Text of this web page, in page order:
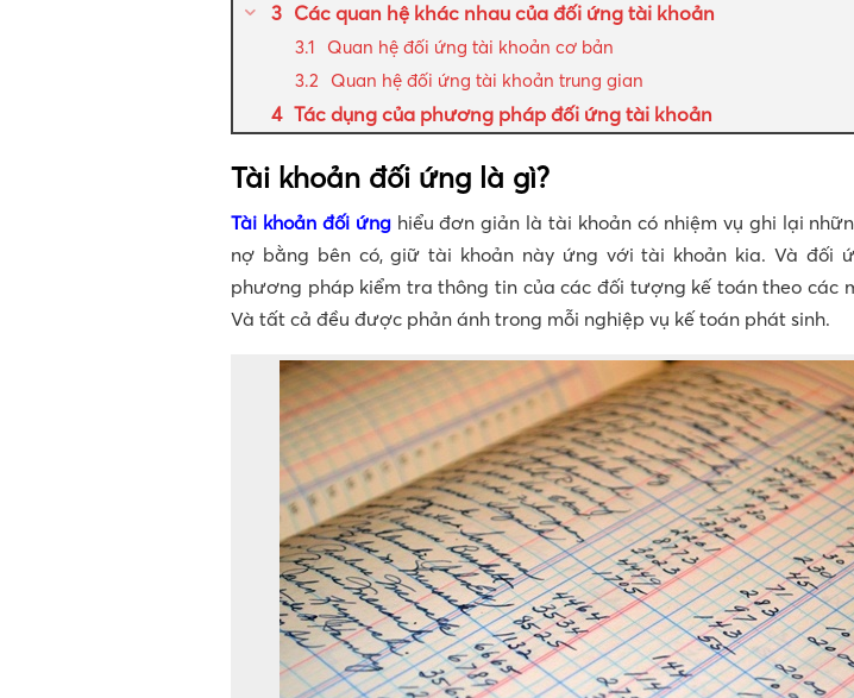
Các quan hệ khác nhau của đối ứng tài khoản
Quan hệ đối ứng tài khoản cơ bản
Quan hệ đối ứng tài khoản trung gian
Tác dụng của phương pháp đối ứng tài khoản
Tài khoản đối ứng là gì?
Tài khoản đối ứnghiểu đơn giản là tài khoản có nhiệm vụ ghi lại
nợ bằng bên có, giữ tài khoản này ứng với tài khoản kia. Và đối
phương pháp kiểm tra thông tin của các đối tượng kế toán theo các
Và tất cả đều được phản ánh trong mỗi nghiệp vụ kế toán phát sinh.